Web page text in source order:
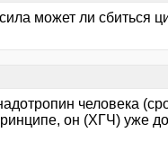
может ли сбиться
человека
он (ХГЧ) уже